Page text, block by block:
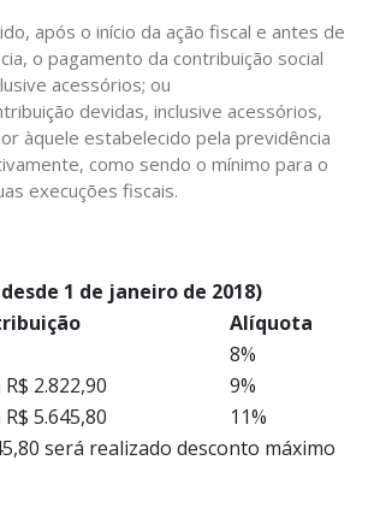
após o início da ação fiscal e antes de
o pagamento da contribuição social
acessórios; ou
devidas, inclusive acessórios,
àquele estabelecido pela previdência
como sendo o mínimo para o
execuções fiscais.
1 de janeiro de 2018)
Alíquota
8%
2.822,90
9%
5.645,80
11%
será realizado desconto máximo